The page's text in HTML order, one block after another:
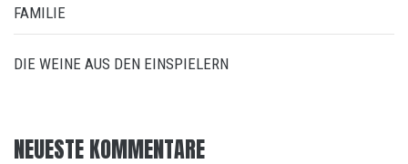
FAMILIE
DIE WEINE AUS DEN EINSPIELERN
NEUESTE KOMMENTARE